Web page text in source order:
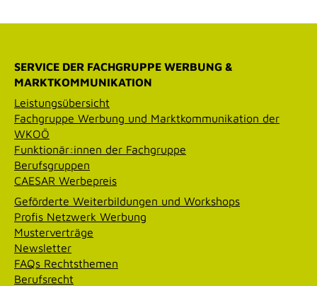
SERVICE DER FACHGRUPPE WERBUNG &
MARKTKOMMUNIKATION
Leistungsübersicht
Fachgruppe Werbung und Marktkommunikation der
WKOÖ
Funktionär:innen der Fachgruppe
Berufsgruppen
CAESAR Werbepreis
Geförderte Weiterbildungen und Workshops
Profis Netzwerk Werbung
Musterverträge
Newsletter
FAQs Rechtsthemen
Berufsrecht